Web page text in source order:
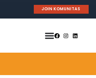
JOIN KOMUNITAS